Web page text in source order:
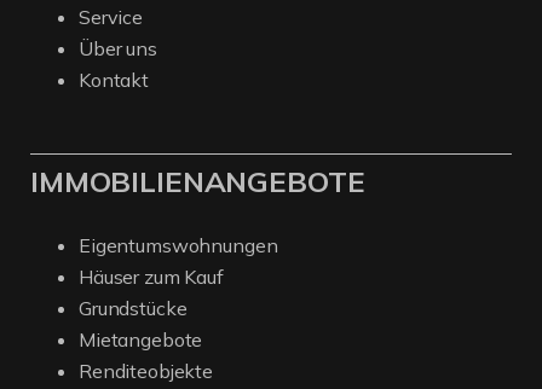
Service
Über uns
Kontakt
IMMOBILIENANGEBOTE
Eigentumswohnungen
Häuser zum Kauf
Grundstücke
Mietangebote
Renditeobjekte